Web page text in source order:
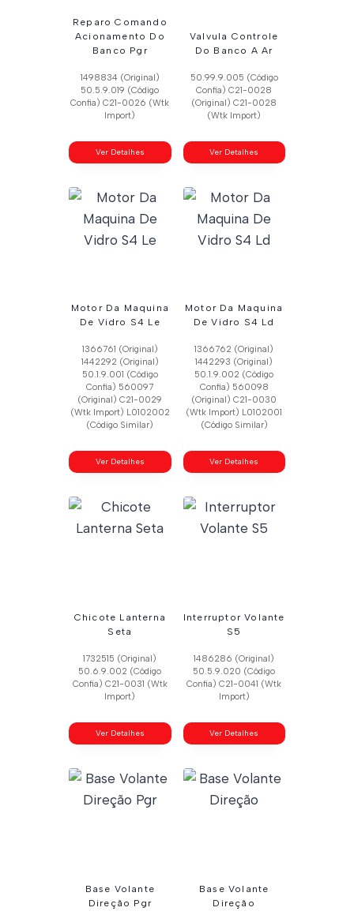
Reparo Comando
Acionamento Do
Banco Pgr
1498834 (Original)
50.5.9.019 (Código
Confia) C21-0026 (Wtk
Import)
Ver Detalhes
Valvula Controle
Do Banco A Ar
50.99.9.005 (Código
Confia) C21-0028
(Original) C21-0028
(Wtk Import)
Ver Detalhes
Motor Da Maquina
De Vidro S4 Le
1366761 (Original)
1442292 (Original)
50.1.9.001 (Código
Confia) 560097
(Original) C21-0029
(Wtk Import) L0102002
(Código Similar)
Ver Detalhes
Motor Da Maquina
De Vidro S4 Ld
1366762 (Original)
1442293 (Original)
50.1.9.002 (Código
Confia) 560098
(Original) C21-0030
(Wtk Import) L0102001
(Código Similar)
Ver Detalhes
Chicote Lanterna
Seta
1732515 (Original)
50.6.9.002 (Código
Confia) C21-0031 (Wtk
Import)
Ver Detalhes
Interruptor Volante
S5
1486286 (Original)
50.5.9.020 (Código
Confia) C21-0041 (Wtk
Import)
Ver Detalhes
Base Volante
Direção Pgr
Base Volante
Direção